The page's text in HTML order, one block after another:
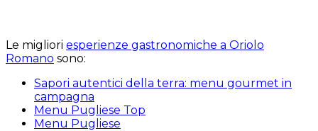
Le migliori esperienze gastronomiche a Oriolo
Romano sono:
Sapori autentici della terra: menu gourmet in
campagna
Menu Pugliese Top
Menu Pugliese